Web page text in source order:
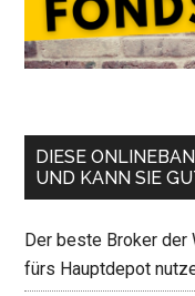
DIESE
UND KANN SIE
Der beste Broker der
fürs Hauptdepot